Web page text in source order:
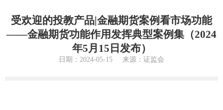
受欢迎的投教产品|金融期货案例看市场功能
——金融期货功能作用发挥典型案例集（2024
年5月15日发布）
日期：2024-05-15 来源：证监会